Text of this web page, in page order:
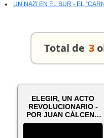
UN NAZI EN EL SUR - EL
Total de 3
ELEGIR, UN ACTO
REVOLUCIONARIO -
POR JUAN CÁLCENA
RAMÍREZ - Domin...